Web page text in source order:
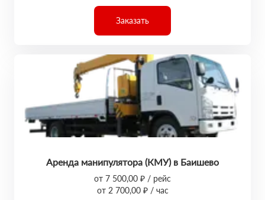
Заказать
Аренда манипулятора (КМУ) в Баишево
от 7 500,00 ₽ / рейс
от 2 700,00 ₽ / час